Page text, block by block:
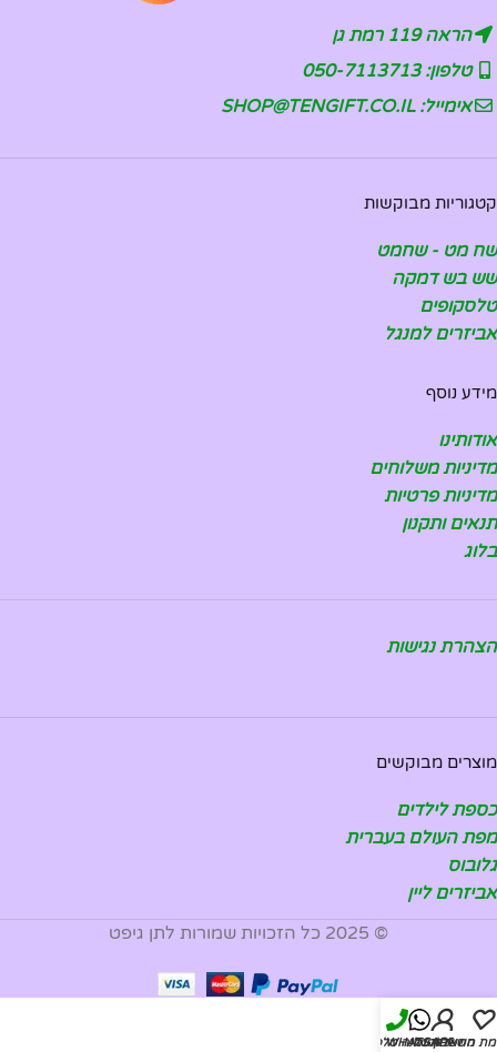
הראה 119 רמת גן
טלפון: 050-7113713
אימייל: SHOP@TENGIFT.CO.IL
קטגוריות מבוקשות
שח מט - שחמט
שש בש דמקה
טלסקופים
אביזרים למנגל
מידע נוסף
אודותינו
מדיניות משלוחים
מדיניות פרטיות
תנאים ותקנון
בלוג
הצהרת נגישות
מוצרים מבוקשים
כספת לילדים
מפת העולם בעברית
גלובוס
אביזרים ליין
© 2025 כל הזכויות שמורות לתן גיפט
משאלות
החשבון שלי
WHATSAPP
להזמנה טלפונית